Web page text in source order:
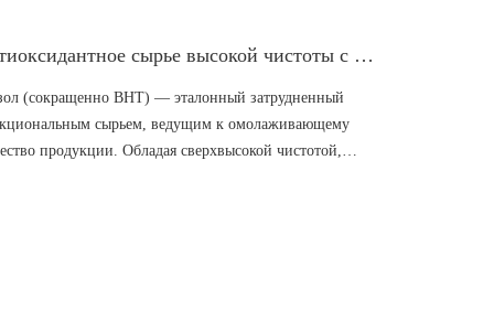
2,6-Ди-трет-бутил-п-крезол (BHT): антиоксидантное сырье высокой чистоты с преимуществами многосценарной стабильности
(сокращенно BHT) — эталонный затрудненный
сырьем, ведущим к омолаживающему
продукции. Обладая сверхвысокой чистотой,